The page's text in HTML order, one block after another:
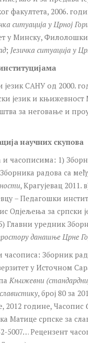
факултета, 2006.
ситуација у Црној
у Минску,
; Језичка ситуација у
језик САНУ од 2000.
језик и
за неговање и
научних скупова
часописима: 1)
радова са
, Крагујевац 2011.
– Педагошки
Одјељења за српски
Главни уредник
данашње Црне
часописа: Зборник
у Источном
Књижевни
, број 80 за
2012 године, Часопис
Матице српске за
5007… Рецензент